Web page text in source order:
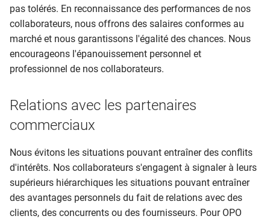
pas tolérés. En reconnaissance des performances de nos
collaborateurs, nous offrons des salaires conformes au
marché et nous garantissons l'égalité des chances. Nous
encourageons l'épanouissement personnel et
professionnel de nos collaborateurs.
Relations avec les partenaires
commerciaux
Nous évitons les situations pouvant entraîner des conflits
d'intérêts. Nos collaborateurs s'engagent à signaler à leurs
supérieurs hiérarchiques les situations pouvant entraîner
des avantages personnels du fait de relations avec des
clients, des concurrents ou des fournisseurs. Pour OPO